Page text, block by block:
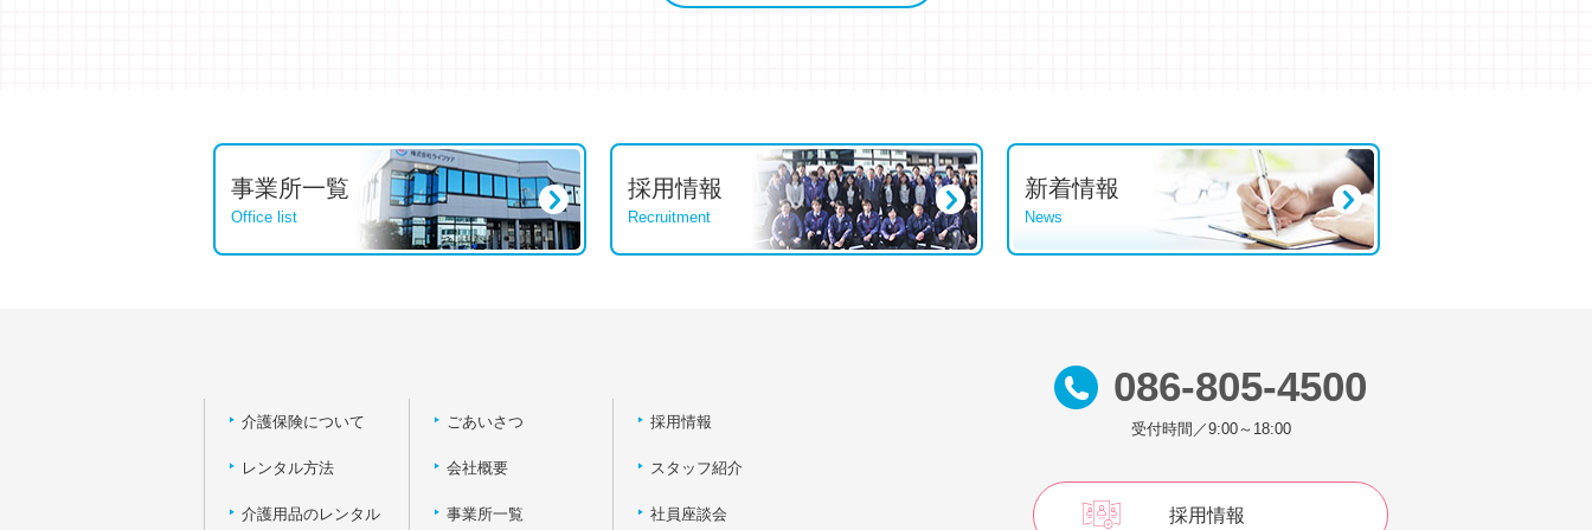
事業所一覧
Office list
採用情報
Recruitment
新着情報
News
介護保険について
レンタル方法
介護用品のレンタル
ごあいさつ
会社概要
事業所一覧
採用情報
スタッフ紹介
社員座談会
086-805-4500
受付時間／9:00～18:00
採用情報